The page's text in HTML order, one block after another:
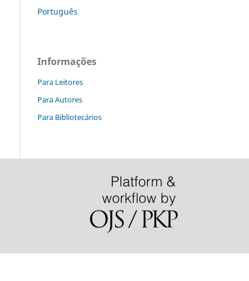
Português
Informações
Para Leitores
Para Autores
Para Bibliotecários